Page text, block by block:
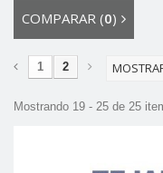
COMPARAR (0)
1 2
Mostrando 19 - 25 de 25